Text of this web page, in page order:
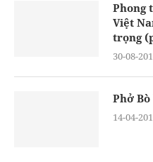
Phong
Việt
trọng
30-08-
Phở
14-04-